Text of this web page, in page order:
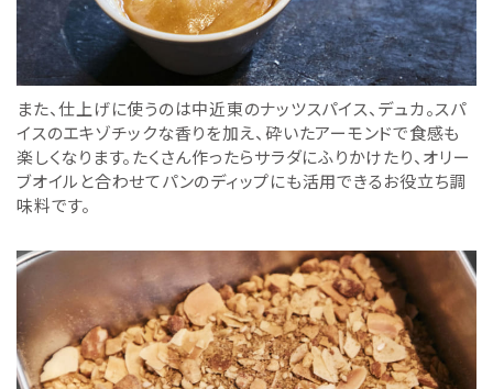
また、仕上げに使うのは中近東のナッツスパイス、デュカ。スパ
イスのエキゾチックな香りを加え、砕いたアーモンドで食感も
楽しくなります。たくさん作ったらサラダにふりかけたり、オリー
ブオイルと合わせてパンのディップにも活用できるお役立ち調
味料です。